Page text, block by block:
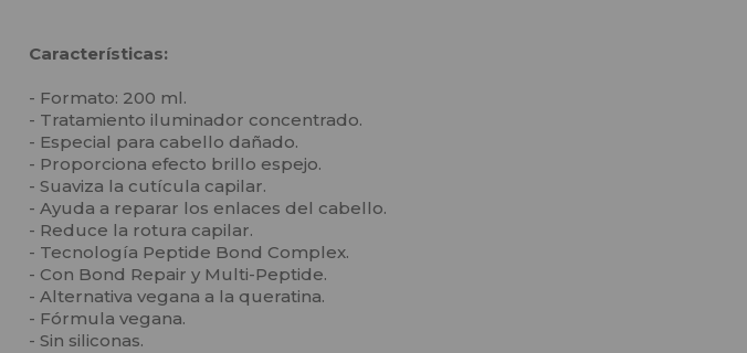
Características:
- Formato: 200 ml.
- Tratamiento iluminador concentrado.
- Especial para cabello dañado.
- Proporciona efecto brillo espejo.
- Suaviza la cutícula capilar.
- Ayuda a reparar los enlaces del cabello.
- Reduce la rotura capilar.
- Tecnología Peptide Bond Complex.
- Con Bond Repair y Multi-Peptide.
- Alternativa vegana a la queratina.
- Fórmula vegana.
- Sin siliconas.